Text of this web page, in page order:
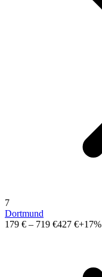
7
Dortmund
179 € – 719 €427 €+17%